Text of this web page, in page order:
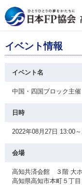
イベント情報
イベント名
中国・四国ブロック主
日時
2022年08月27日 13:00
会場
高知共済会館 ３階 大ホ
高知県高知市本町５丁目